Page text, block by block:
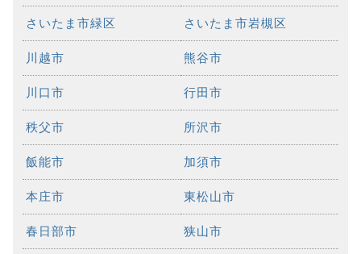
さいたま市緑区 さいたま市岩槻区
川越市 熊谷市
川口市 行田市
秩父市 所沢市
飯能市 加須市
本庄市 東松山市
春日部市 狭山市